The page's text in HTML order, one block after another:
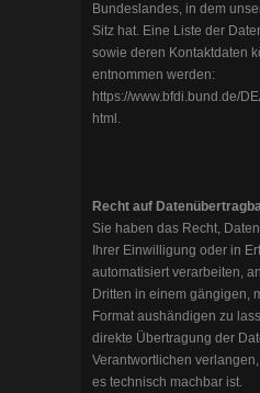
Bundeslandes, in dem
Sitz hat. Eine Liste der
sowie deren Kontaktdaten
entnommen werden:
https://www.bfdi.bund.de/
html .
Recht auf
Sie haben das Recht,
Ihrer Einwilligung oder in
automatisiert verarbeiten,
Dritten in einem gängigen,
Format aushändigen zu
direkte Übertragung der
Verantwortlichen
es technisch machbar ist.